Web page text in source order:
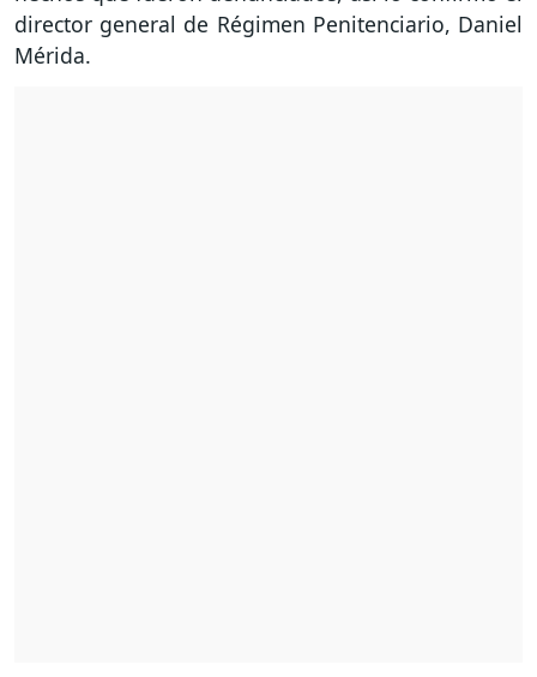
director general de Régimen Penitenciario, Daniel
Mérida.